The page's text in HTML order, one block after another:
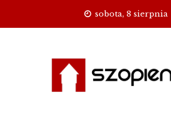
sobota, 8 sierpnia